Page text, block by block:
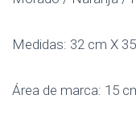
Medidas: 32 cm X
Área de marca: 15